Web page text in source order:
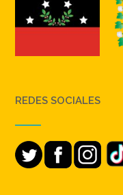
REDES SOCIALES